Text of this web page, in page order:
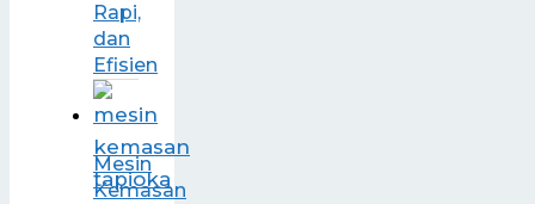
Rapi,
dan
Efisien
Mesin
Kemasan